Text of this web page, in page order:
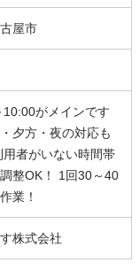
屋市
がメインです
夕方・夜の対応も
用者がいない時間帯
整OK！ 1回30～40
業！
株式会社